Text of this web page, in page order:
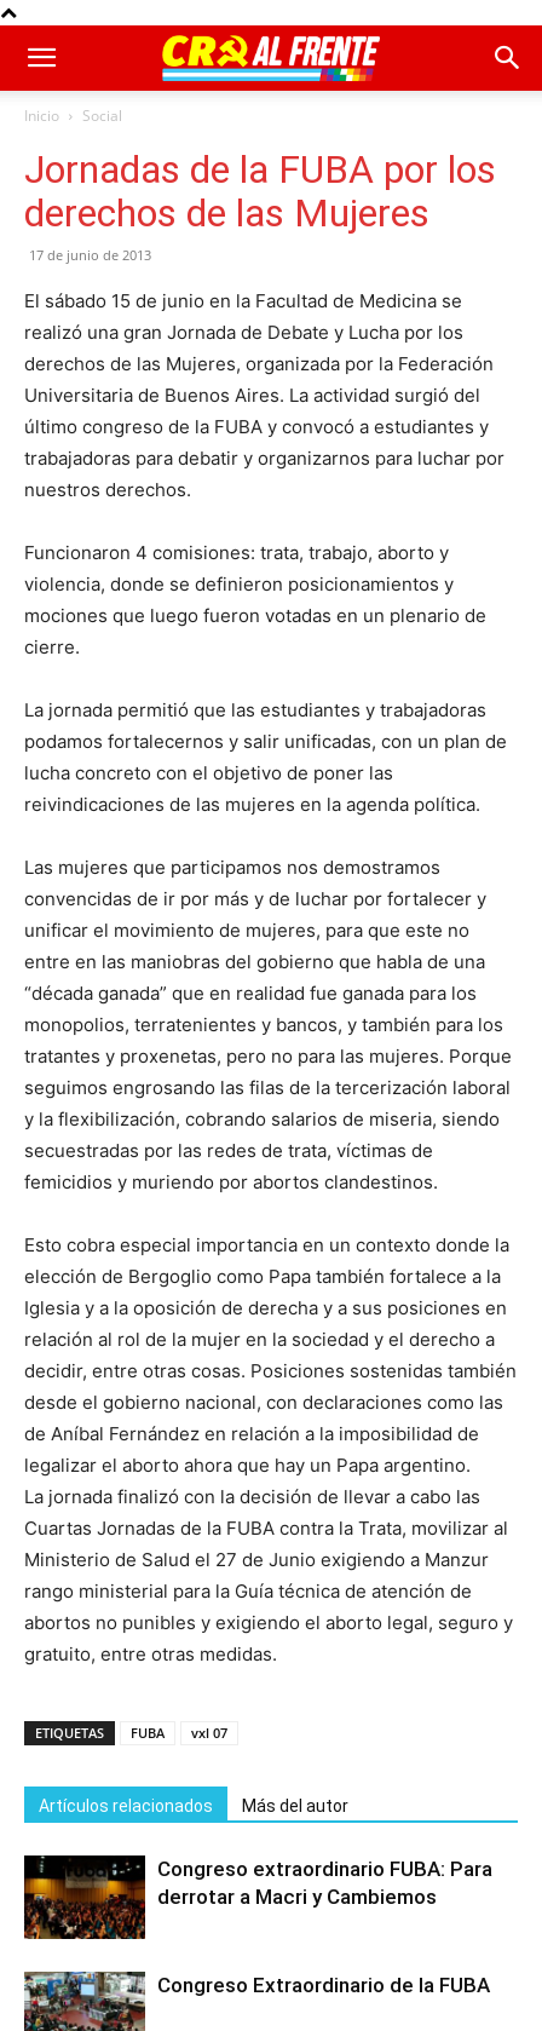
Inicio Social
Jornadas de la FUBA por los
derechos de las Mujeres
17 de junio de 2013
El sábado 15 de junio en la Facultad de Medicina se
realizó una gran Jornada de Debate y Lucha por los
derechos de las Mujeres, organizada por la Federación
Universitaria de Buenos Aires. La actividad surgió del
último congreso de la FUBA y convocó a estudiantes y
trabajadoras para debatir y organizarnos para luchar por
nuestros derechos.
Funcionaron 4 comisiones: trata, trabajo, aborto y
violencia, donde se definieron posicionamientos y
mociones que luego fueron votadas en un plenario de
cierre.
La jornada permitió que las estudiantes y trabajadoras
podamos fortalecernos y salir unificadas, con un plan de
lucha concreto con el objetivo de poner las
reivindicaciones de las mujeres en la agenda política.
Las mujeres que participamos nos demostramos
convencidas de ir por más y de luchar por fortalecer y
unificar el movimiento de mujeres, para que este no
entre en las maniobras del gobierno que habla de una
“década ganada” que en realidad fue ganada para los
monopolios, terratenientes y bancos, y también para los
tratantes y proxenetas, pero no para las mujeres. Porque
seguimos engrosando las filas de la tercerización laboral
y la flexibilización, cobrando salarios de miseria, siendo
secuestradas por las redes de trata, víctimas de
femicidios y muriendo por abortos clandestinos.
Esto cobra especial importancia en un contexto donde la
elección de Bergoglio como Papa también fortalece a la
Iglesia y a la oposición de derecha y a sus posiciones en
relación al rol de la mujer en la sociedad y el derecho a
decidir, entre otras cosas. Posiciones sostenidas también
desde el gobierno nacional, con declaraciones como las
de Aníbal Fernández en relación a la imposibilidad de
legalizar el aborto ahora que hay un Papa argentino.
La jornada finalizó con la decisión de llevar a cabo las
Cuartas Jornadas de la FUBA contra la Trata, movilizar al
Ministerio de Salud el 27 de Junio exigiendo a Manzur
rango ministerial para la Guía técnica de atención de
abortos no punibles y exigiendo el aborto legal, seguro y
gratuito, entre otras medidas.
ETIQUETAS FUBA vxl 07
Artículos relacionados Más del autor
Congreso extraordinario FUBA: Para
derrotar a Macri y Cambiemos
Congreso Extraordinario de la FUBA